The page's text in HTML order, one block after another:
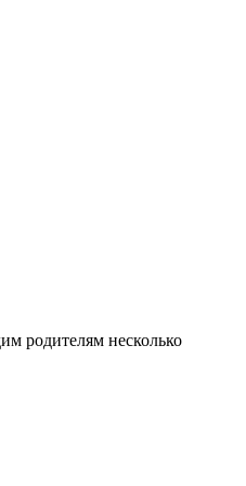
родителям несколько